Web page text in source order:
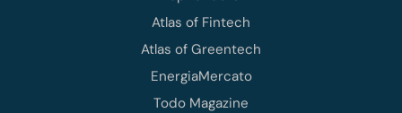
Atlas of Fintech
Atlas of Greentech
EnergiaMercato
Todo Magazine